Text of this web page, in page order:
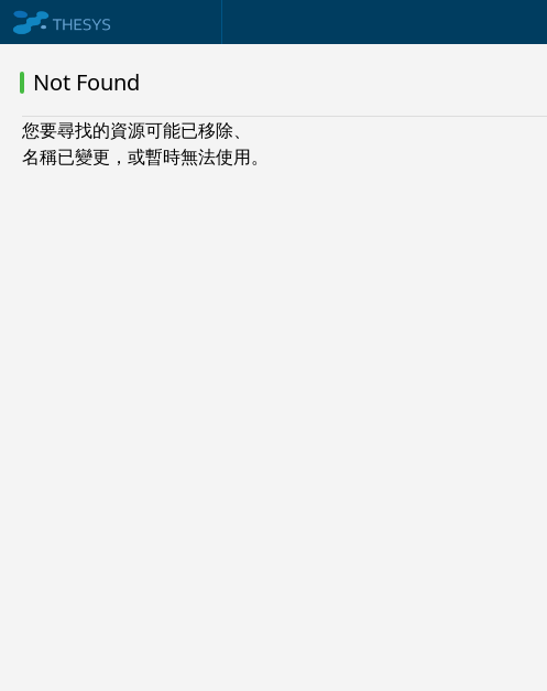
Not Found
您要尋找的資源可能已移除、
名稱已變更，或暫時無法使用。